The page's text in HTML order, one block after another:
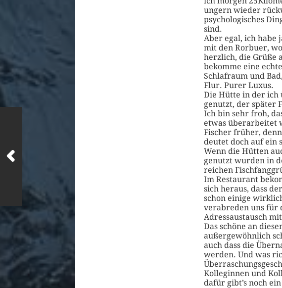
ungern wieder
psychologisches
sind.
Aber egal, ich habe
mit den Rorbuer,
herzlich, die Grüße
bekomme eine
Schlafraum und
Flur. Purer Luxus.
Die Hütte in der ich
genutzt, der später
Ich bin sehr froh,
etwas überarbeitet
Fischer früher, denn
deutet doch auf ein
Wenn die Hütten
genutzt wurden in
reichen
Im Restaurant
sich heraus, dass
schon einige
verabreden uns für
Adressaustausch
Das schöne an
außergewöhnlich
auch dass die
werden. Und was
Kolleginnen und
dafür gibt’s noch